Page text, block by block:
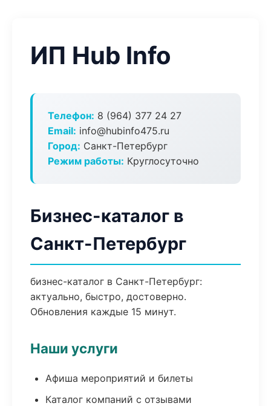
ИП Hub Info
Телефон: 8 (964) 377 24 27
Email: info@hubinfo475.ru
Город: Санкт-Петербург
Режим работы: Круглосуточно
Бизнес-каталог в
Санкт-Петербург
бизнес-каталог в Санкт-Петербург:
актуально, быстро, достоверно.
Обновления каждые 15 минут.
Наши услуги
Афиша мероприятий и билеты
Каталог компаний с отзывами